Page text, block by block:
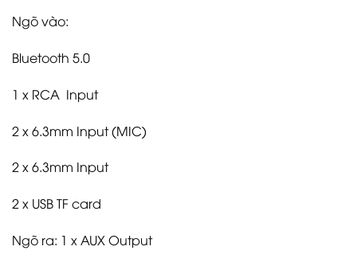
Ngõ vào:
Bluetooth 5.0
1 x RCA Input
2 x 6.3mm Input (MIC)
2 x 6.3mm Input
2 x USB TF card
Ngõ ra: 1 x AUX Output